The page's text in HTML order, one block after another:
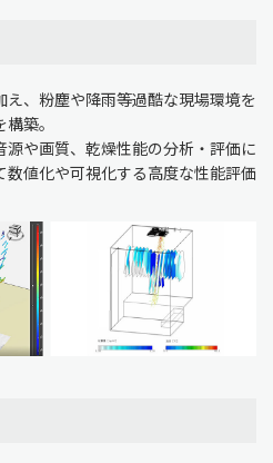
え、粉塵や降雨等過酷な現場環境を
築。
源や画質、乾燥性能の分析・評価に
数値化や可視化する高度な性能評価